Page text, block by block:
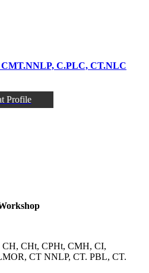
CMT.NNLP, C.PLC, CT.NLC
Profile
CH, CHt, CPHt, CMH, CI,
CT NNLP, CT. PBL, CT.